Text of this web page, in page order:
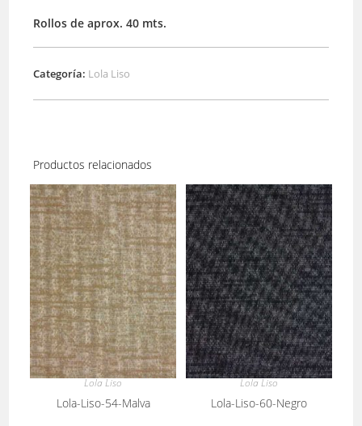
Rollos de aprox. 40 mts.
Categoría: Lola Liso
Productos relacionados
Lola Liso
Lola-Liso-54-Malva
Lola Liso
Lola-Liso-60-Negro